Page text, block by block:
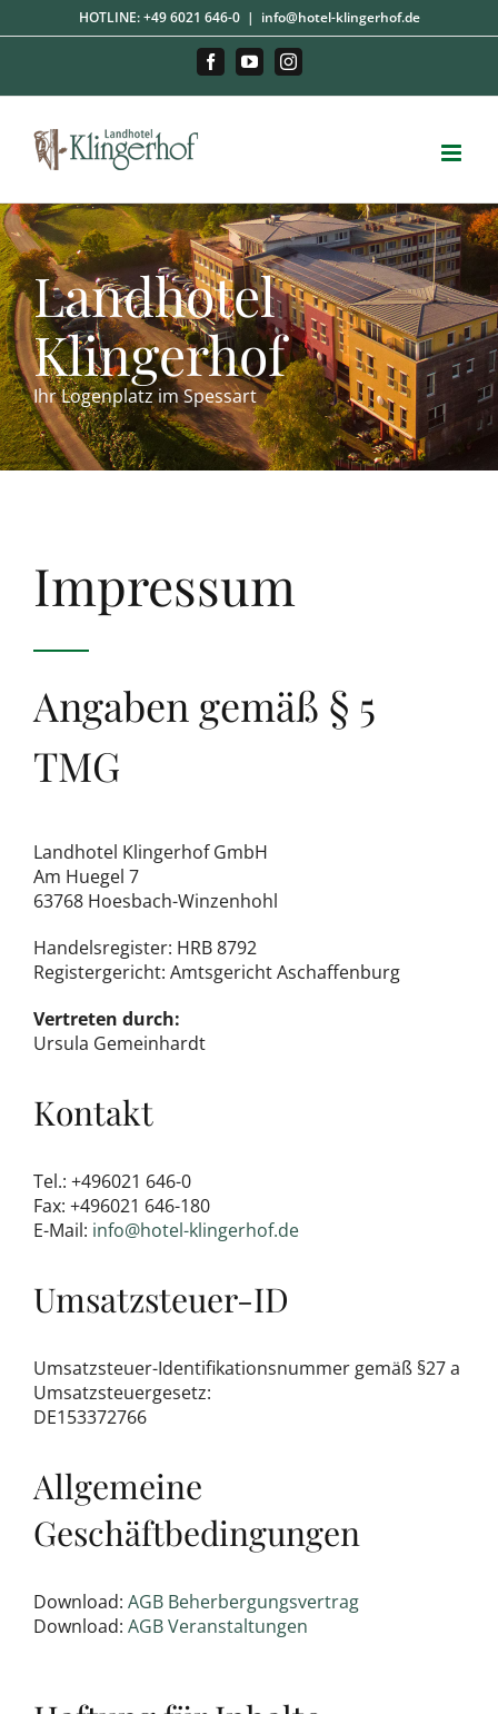
Inhalt
HOTLINE:+49 6021 646-0 | info@hotel-klingerhof.de
FacebookYouTubeInstagram
Landhotel
Klingerhof
Ihr Logenplatz im Spessart
Impressum
Angaben gemäß § 5
TMG
Landhotel Klingerhof GmbH
Am Huegel 7
63768 Hoesbach-Winzenhohl
Handelsregister: HRB 8792
Registergericht: Amtsgericht Aschaffenburg
Vertreten durch:
Ursula Gemeinhardt
Kontakt
Tel.: +496021 646-0
Fax: +496021 646-180
E-Mail: info@hotel-klingerhof.de
Umsatzsteuer-ID
Umsatzsteuer-Identifikationsnummer gemäß §27 a
Umsatzsteuergesetz:
DE153372766
Allgemeine
Geschäftbedingungen
Download: AGB Beherbergungsvertrag
Download: AGB Veranstaltungen